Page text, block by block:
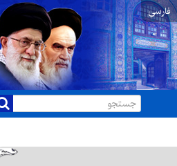
فارسی